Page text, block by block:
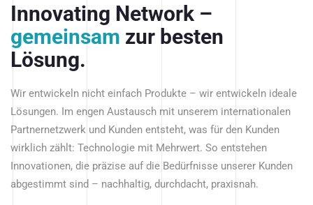
Innovating Network –
gemeinsam zur besten
Lösung.
Wir entwickeln nicht einfach Produkte – wir entwickeln ideale
Lösungen. Im engen Austausch mit unserem internationalen
Partnernetzwerk und Kunden entsteht, was für den Kunden
wirklich zählt: Technologie mit Mehrwert. So entstehen
Innovationen, die präzise auf die Bedürfnisse unserer Kunden
abgestimmt sind – nachhaltig, durchdacht, praxisnah.